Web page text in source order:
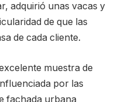
adquirió unas vacas y
de que las
de cada cliente.
muestra de
por las
fachada urbana